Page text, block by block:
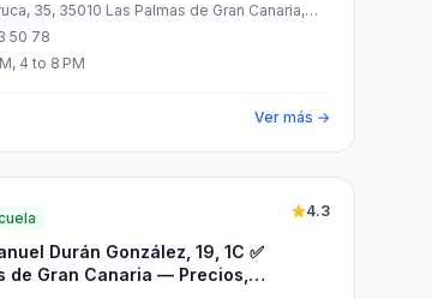
35, 35010 Las Palmas de Gran Canaria,
España
50 78
4 to 8 PM
Ver más →
Durán González, 19, 1C ✅
de Gran Canaria — Precios,
4.3